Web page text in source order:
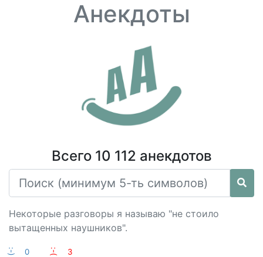
Анекдоты
Всего 10 112 анекдотов
Некоторые разговоры я называю "не стоило
вытащенных наушников".
:-) 0 :-(
3